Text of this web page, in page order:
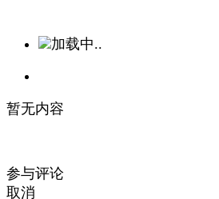
加载中..
暂无内容
参与评论
取消